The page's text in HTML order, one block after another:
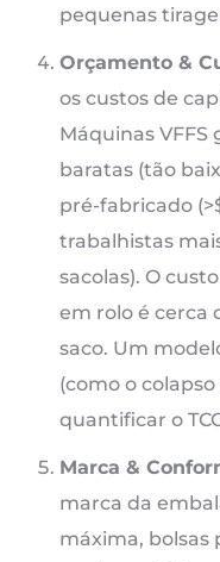
pequenas
Orçamento &
os custos de
Máquinas
baratas (tão
pré-fabricado
trabalhistas
sacolas). O
em rolo é cerca
saco. Um
(como o
quantificar o
Marca &
marca da
máxima, bolsas